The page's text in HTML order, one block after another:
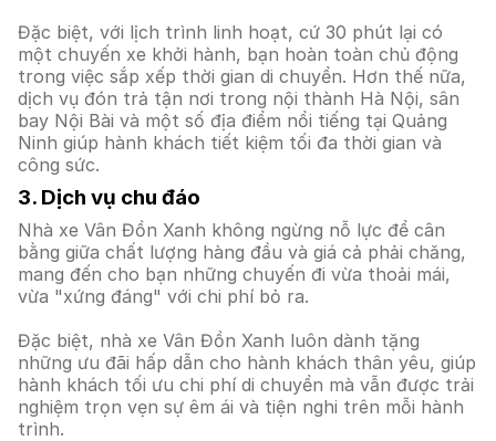
Đặc biệt, với lịch trình linh hoạt, cứ 30 phút lại có
một chuyến xe khởi hành, bạn hoàn toàn chủ động
trong việc sắp xếp thời gian di chuyển. Hơn thế nữa,
dịch vụ đón trả tận nơi trong nội thành Hà Nội, sân
bay Nội Bài và một số địa điểm nổi tiếng tại Quảng
Ninh giúp hành khách tiết kiệm tối đa thời gian và
công sức.
3. Dịch vụ chu đáo
Nhà xe Vân Đồn Xanh không ngừng nỗ lực để cân
bằng giữa chất lượng hàng đầu và giá cả phải chăng,
mang đến cho bạn những chuyến đi vừa thoải mái,
vừa "xứng đáng" với chi phí bỏ ra.
Đặc biệt, nhà xe Vân Đồn Xanh luôn dành tặng
những ưu đãi hấp dẫn cho hành khách thân yêu, giúp
hành khách tối ưu chi phí di chuyển mà vẫn được trải
nghiệm trọn vẹn sự êm ái và tiện nghi trên mỗi hành
trình.